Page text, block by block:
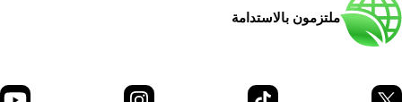
ملتزمون بالاستدامة